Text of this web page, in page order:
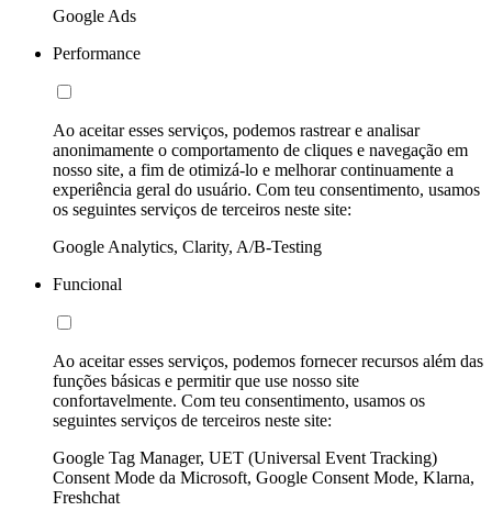
Google Ads
Performance
Ao aceitar esses serviços, podemos rastrear e analisar
anonimamente o comportamento de cliques e navegação em
nosso site, a fim de otimizá-lo e melhorar continuamente a
experiência geral do usuário. Com teu consentimento, usamos
os seguintes serviços de terceiros neste site:
Google Analytics, Clarity, A/B-Testing
Funcional
Ao aceitar esses serviços, podemos fornecer recursos além das
funções básicas e permitir que use nosso site
confortavelmente. Com teu consentimento, usamos os
seguintes serviços de terceiros neste site:
Google Tag Manager, UET (Universal Event Tracking)
Consent Mode da Microsoft, Google Consent Mode, Klarna,
Freshchat